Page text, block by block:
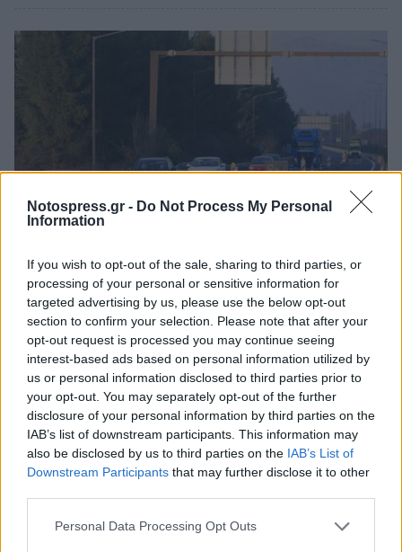
Notospress.gr - Do Not Process My Personal
Information
If you wish to opt-out of the sale, sharing to third parties, or
processing of your personal or sensitive information for
targeted advertising by us, please use the below opt-out
section to confirm your selection. Please note that after your
opt-out request is processed you may continue seeing
interest-based ads based on personal information utilized by
us or personal information disclosed to third parties prior to
your opt-out. You may separately opt-out of the further
disclosure of your personal information by third parties on the
IAB’s list of downstream participants. This information may
also be disclosed by us to third parties on the IAB’s List of
Downstream Participants that may further disclose it to other
Personal Data Processing Opt Outs
Ελλάδα
Αγρότες: Ο «χάρτης» των μπλόκων - Πώς
διεξάγεται η κυκλοφορία για τους
εκδρομείς των εορτών
23 Δεκεμβρίου 2025 13:29